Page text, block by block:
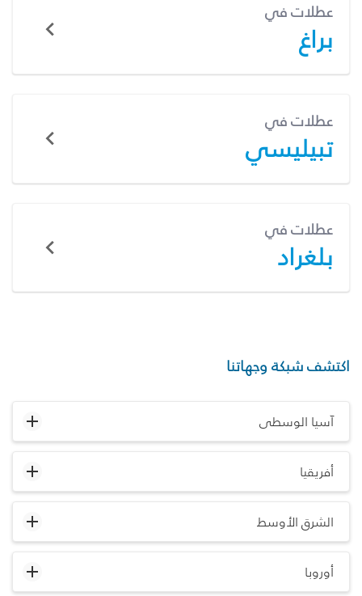
عطلات في
براغ
عطلات في
تبيليسي
عطلات في
بلغراد
اكتشف شبكة وجهاتنا
آسيا الوسطى
أفريقيا
الشرق الأوسط
أوروبا